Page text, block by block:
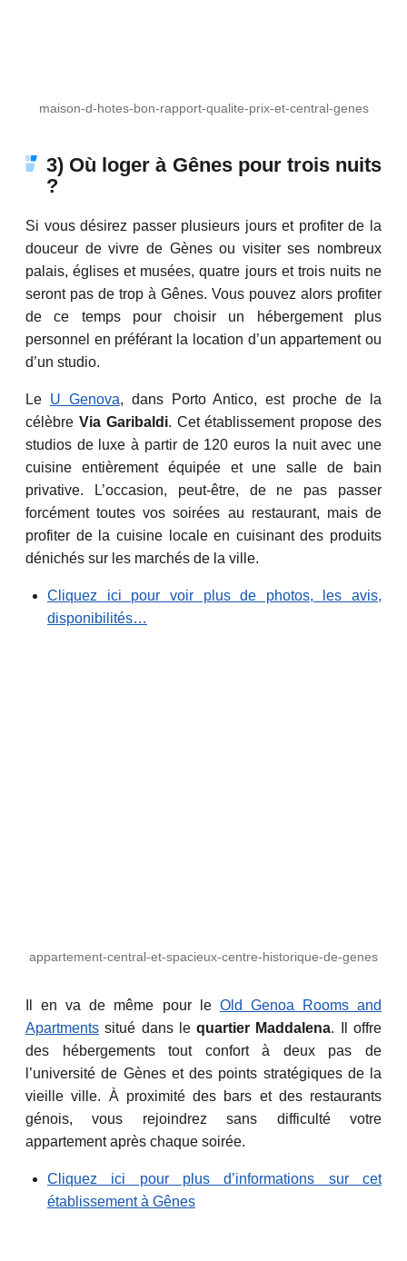
maison-d-hotes-bon-rapport-qualite-prix-et-central-genes
3) Où loger à Gênes pour trois nuits
?
Si vous désirez passer plusieurs jours et profiter de la
douceur de vivre de Gènes ou visiter ses nombreux
palais, églises et musées, quatre jours et trois nuits ne
seront pas de trop à Gênes. Vous pouvez alors profiter
de ce temps pour choisir un hébergement plus
personnel en préférant la location d’un appartement ou
d’un studio.
Le U Genova, dans Porto Antico, est proche de la
célèbre Via Garibaldi. Cet établissement propose des
studios de luxe à partir de 120 euros la nuit avec une
cuisine entièrement équipée et une salle de bain
privative. L’occasion, peut-être, de ne pas passer
forcément toutes vos soirées au restaurant, mais de
profiter de la cuisine locale en cuisinant des produits
dénichés sur les marchés de la ville.
Cliquez ici pour voir plus de photos, les avis,
disponibilités…
appartement-central-et-spacieux-centre-historique-de-genes
Il en va de même pour le Old Genoa Rooms and
Apartments situé dans lequartier Maddalena. Il offre
des hébergements tout confort à deux pas de
l’université de Gènes et des points stratégiques de la
vieille ville. À proximité des bars et des restaurants
génois, vous rejoindrez sans difficulté votre
appartement après chaque soirée.
Cliquez ici pour plus d’informations sur cet
établissement à Gênes